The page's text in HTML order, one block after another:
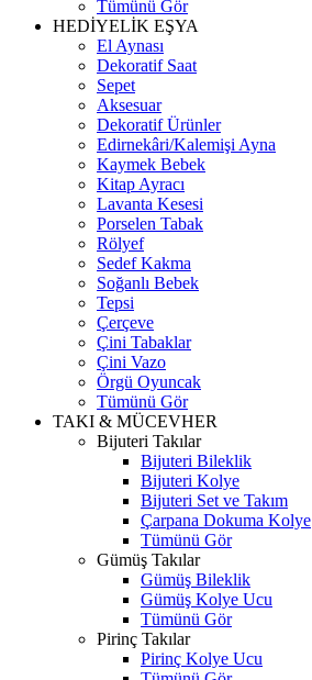
Tümünü Gör
HEDİYELİK EŞYA
El Aynası
Dekoratif Saat
Sepet
Aksesuar
Dekoratif Ürünler
Edirnekâri/Kalemişi Ayna
Kaymek Bebek
Kitap Ayracı
Lavanta Kesesi
Porselen Tabak
Rölyef
Sedef Kakma
Soğanlı Bebek
Tepsi
Çerçeve
Çini Tabaklar
Çini Vazo
Örgü Oyuncak
Tümünü Gör
TAKI & MÜCEVHER
Bijuteri Takılar
Bijuteri Bileklik
Bijuteri Kolye
Bijuteri Set ve Takım
Çarpana Dokuma Kolye
Tümünü Gör
Gümüş Takılar
Gümüş Bileklik
Gümüş Kolye Ucu
Tümünü Gör
Pirinç Takılar
Pirinç Kolye Ucu